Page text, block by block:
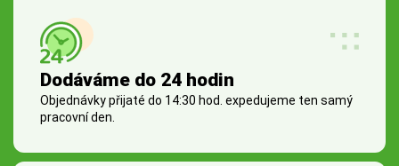
Dodáváme do 24 hodin
Objednávky přijaté do 14:30 hod. expedujeme ten samý
pracovní den.